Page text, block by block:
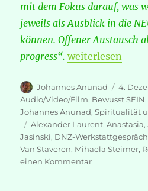
mit dem Fokus darauf, was
jeweils als Ausblick in die
können. Offener Austausch
progress“. „DNZ-
weiterlesen
Autor
Johannes Anunad
am
4.
Audio/Video/Film, Bewusst SEIN,
Johannes Anunad,Spiritualität
Schlagwörter
Alexander Laurent,Anastasia,
Jasinski, DNZ-Werkstattgespräch
Van Staveren, Mihaela Steimer,
einen Kommentarzu